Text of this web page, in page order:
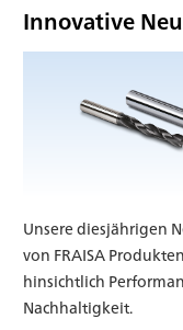
Innovative
Unsere diesjährigen
von FRAISA
hinsichtlich
Nachhaltigkeit.